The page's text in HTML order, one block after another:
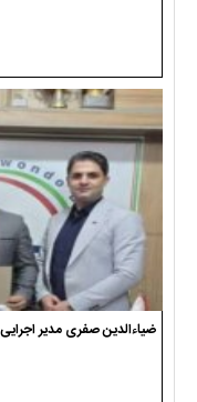
ضیاءالدین صفری مدیر